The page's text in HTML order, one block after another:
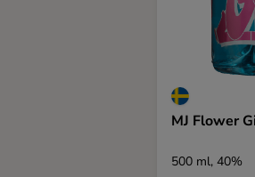
MJ Flower
500 ml, 40%